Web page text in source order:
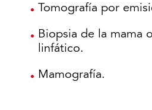
Tomografía por
Biopsia de la mama
linfático.
Mamografía.